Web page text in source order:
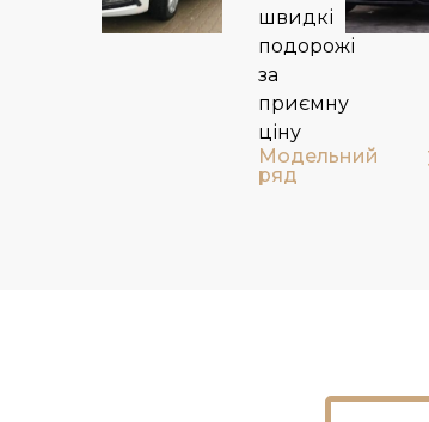
швидкі
подорожі
за
приємну
ціну
Модельний
ряд